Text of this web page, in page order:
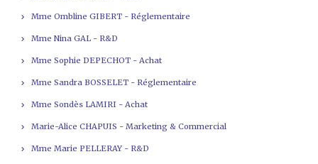
Mme Ombline GIBERT - Réglementaire
Mme Nina GAL - R&D
Mme Sophie DEPECHOT - Achat
Mme Sandra BOSSELET - Réglementaire
Mme Sondès LAMIRI - Achat
Marie-Alice CHAPUIS - Marketing & Commercial
Mme Marie PELLERAY - R&D